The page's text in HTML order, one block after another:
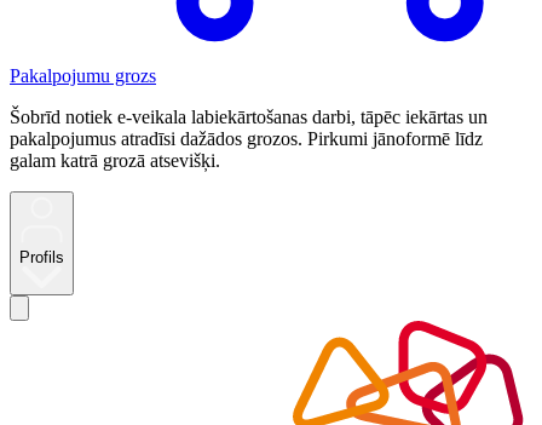
Pakalpojumu grozs
Šobrīd notiek e-veikala labiekārtošanas darbi, tāpēc iekārtas un
pakalpojumus atradīsi dažādos grozos. Pirkumi jānoformē līdz
galam katrā grozā atsevišķi.
Profils